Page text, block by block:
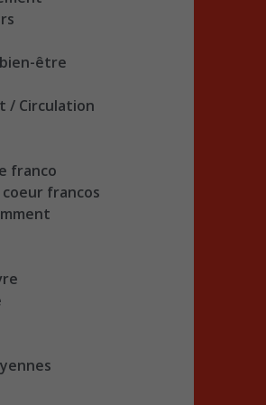
être
/ Circulation
franco
coeur francos